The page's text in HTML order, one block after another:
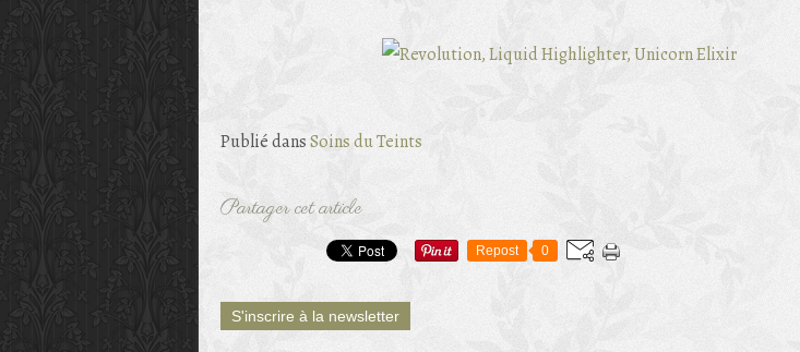
Publié dansSoins du Teints
Partager cet article
Repost 0
S'inscrire à la newsletter